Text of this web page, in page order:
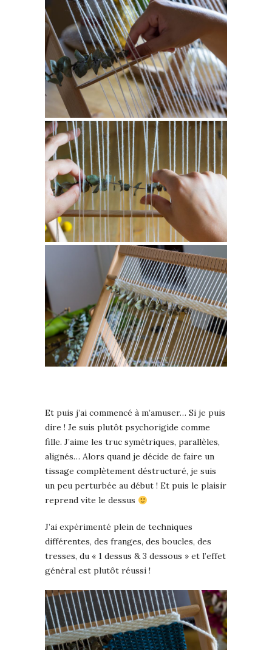
Et puis j’ai commencé à m’amuser… Si je puis
dire ! Je suis plutôt psychorigide comme
fille. J’aime les truc symétriques, parallèles,
alignés… Alors quand je décide de faire un
tissage complètement déstructuré, je suis
un peu perturbée au début ! Et puis le plaisir
reprend vite le dessus
J’ai expérimenté plein de techniques
différentes, des franges, des boucles, des
tresses, du « 1 dessus & 3 dessous » et l’effet
général est plutôt réussi !